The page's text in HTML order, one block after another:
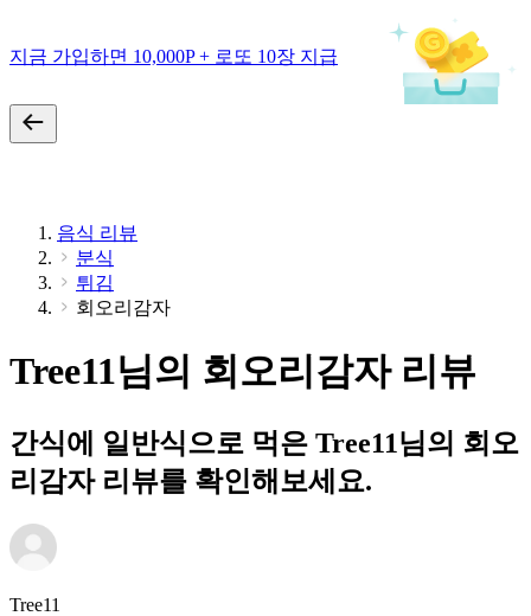
지금 가입하면 10,000P + 로또 10장 지급
음식 리뷰
분식
튀김
회오리감자
Tree11님의 회오리감자 리뷰
간식에 일반식으로 먹은 Tree11님의 회오
리감자 리뷰를 확인해보세요.
Tree11